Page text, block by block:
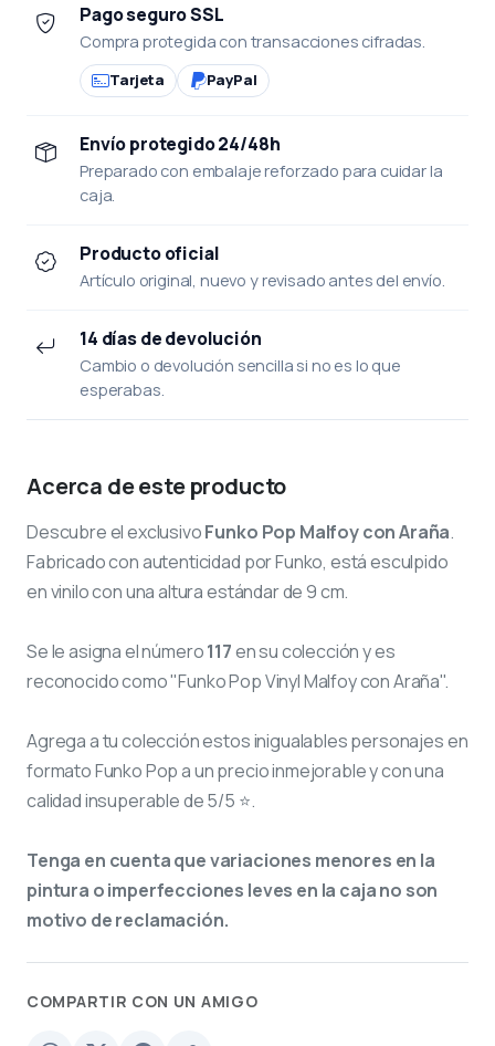
Pago seguro SSL
Compra protegida con transacciones cifradas.
Tarjeta PayPal
Envío protegido 24/48h
Preparado con embalaje reforzado para cuidar la
caja.
Producto oficial
Artículo original, nuevo y revisado antes del envío.
14 días de devolución
Cambio o devolución sencilla si no es lo que
esperabas.
Acerca de este producto
Descubre el exclusivoFunko Pop Malfoy con Araña.
Fabricado con autenticidad por Funko, está esculpido
en vinilo con una altura estándar de 9 cm.
Se le asigna el número117en su colección y es
reconocido como "Funko Pop Vinyl Malfoy con Araña".
Agrega a tu colección estos inigualables personajes en
formato Funko Pop a un precio inmejorable y con una
calidad insuperable de 5/5 ⭐.
Tenga en cuenta que variaciones menores en la
pintura o imperfecciones leves en la caja no son
motivo de reclamación.
COMPARTIR CON UN AMIGO